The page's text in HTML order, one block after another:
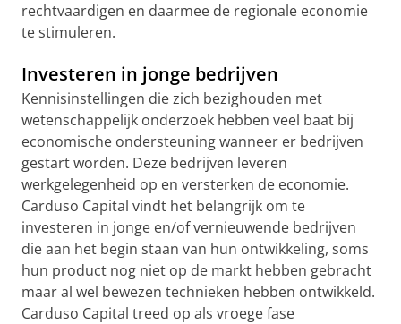
rechtvaardigen en daarmee de regionale economie
te stimuleren.
Investeren in jonge bedrijven
Kennisinstellingen die zich bezighouden met
wetenschappelijk onderzoek hebben veel baat bij
economische ondersteuning wanneer er bedrijven
gestart worden. Deze bedrijven leveren
werkgelegenheid op en versterken de economie.
Carduso Capital vindt het belangrijk om te
investeren in jonge en/of vernieuwende bedrijven
die aan het begin staan van hun ontwikkeling, soms
hun product nog niet op de markt hebben gebracht
maar al wel bewezen technieken hebben ontwikkeld.
Carduso Capital treed op als vroege fase